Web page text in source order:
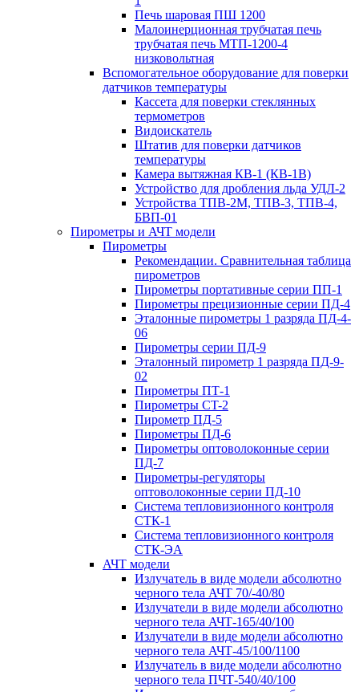
Печь шаровая ПШ 1200
Малоинерционная трубчатая печь
трубчатая печь МТП-1200-4
низковольтная
Вспомогательное оборудование для поверки
датчиков температуры
Кассета для поверки стеклянных
термометров
Видоискатель
Штатив для поверки датчиков
температуры
Камера вытяжная КВ-1 (КВ-1В)
Устройство для дробления льда УДЛ-2
Устройства ТПВ-2М, ТПВ-3, ТПВ-4,
БВП-01
Пирометры и АЧТ модели
Пирометры
Рекомендации. Сравнительная таблица
пирометров
Пирометры портативные серии ПП-1
Пирометры прецизионные серии ПД-4
Эталонные пирометры 1 разряда ПД-4-
06
Пирометры серии ПД-9
Эталонный пирометр 1 разряда ПД-9-
02
Пирометры ПТ-1
Пирометры CT-2
Пирометр ПД-5
Пирометры ПД-6
Пирометры оптоволоконные серии
ПД-7
Пирометры-регуляторы
оптоволоконные серии ПД-10
Система тепловизионного контроля
СТК-1
Система тепловизионного контроля
СТК-ЭА
АЧТ модели
Излучатель в виде модели абсолютно
черного тела АЧТ 70/-40/80
Излучатели в виде модели абсолютно
черного тела АЧТ-165/40/100
Излучатели в виде модели абсолютно
черного тела АЧТ-45/100/1100
Излучатель в виде модели абсолютно
черного тела ПЧТ-540/40/100